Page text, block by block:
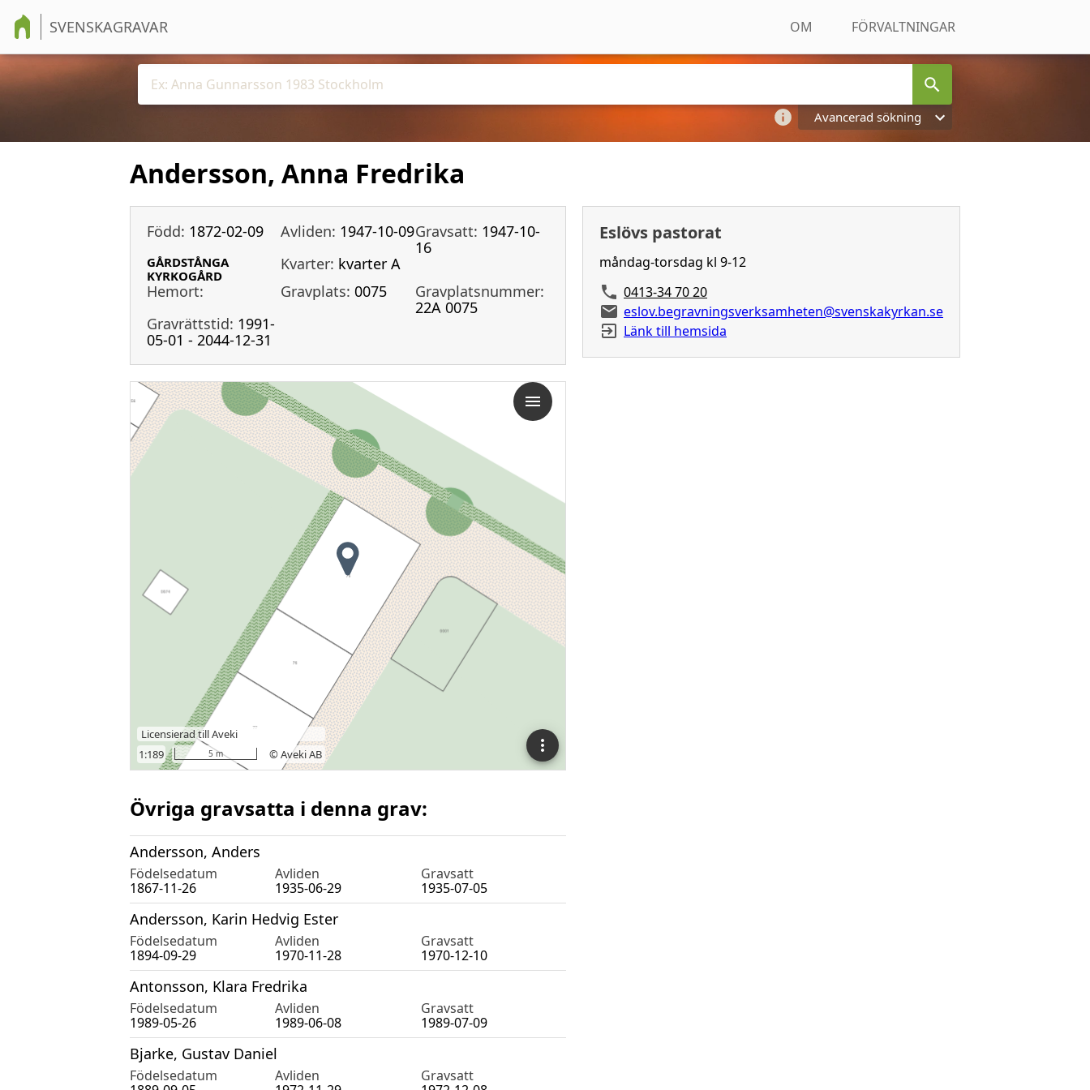
SVENSKAGRAVAR OM FÖRVALTNINGAR
Avancerad sökning
Andersson, Anna Fredrika
Född: 1872-02-09 Avliden: 1947-10-09Gravsatt: 1947-10-
16
GÅRDSTÅNGA
KYRKOGÅRD
Kvarter: kvarter A
Hemort:
Gravplats: 0075
Gravplatsnummer:
22A 0075
Gravrättstid: 1991-
05-01 - 2044-12-31
Övriga gravsatta i denna grav:
Andersson, Anders
Födelsedatum Avliden
Gravsatt
1867-11-26
1935-06-29 1935-07-05
Andersson, Karin Hedvig Ester
Födelsedatum Avliden
Gravsatt
1894-09-29
1970-11-28 1970-12-10
Antonsson, Klara Fredrika
Födelsedatum Avliden
Gravsatt
1989-05-26
1989-06-08 1989-07-09
Bjarke, Gustav Daniel
Födelsedatum Avliden
Gravsatt
Eslövs pastorat
måndag-torsdag kl 9-12
0413-34 70 20
eslov.begravningsverksamheten@svenskakyrkan.se
Länk till hemsida